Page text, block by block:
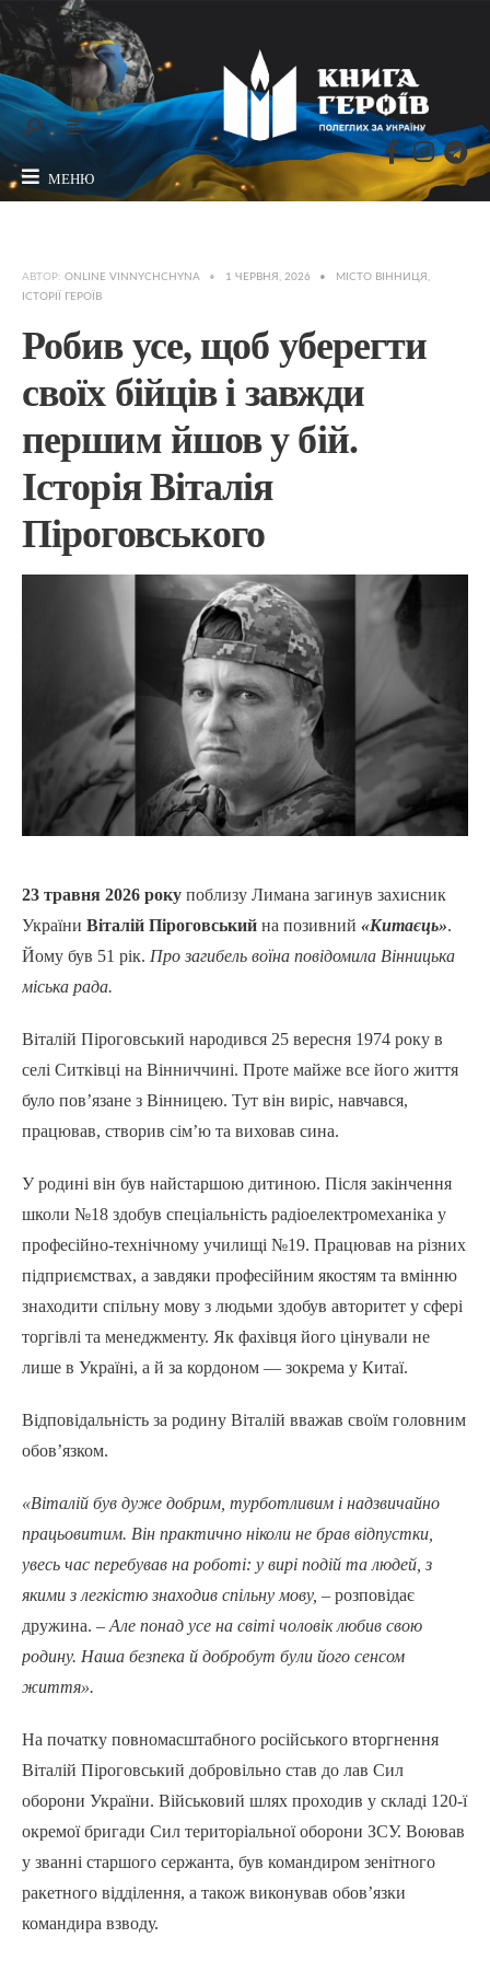
МЕНЮ
АВТОР: ONLINE VINNYCHCHYNA • 1 ЧЕРВНЯ, 2026 • МІСТО ВІННИЦЯ ,
ІСТОРІЇ ГЕРОЇВ
Робив усе, щоб уберегти
своїх бійців і завжди
першим йшов у бій.
Історія Віталія
Піроговського
23 травня 2026 року поблизу Лимана загинув захисник
України Віталій Піроговський на позивний «Китаєць».
Йому був 51 рік. Про загибель воїна повідомила Вінницька
міська рада.
Віталій Піроговський народився 25 вересня 1974 року в
селі Ситківці на Вінниччині. Проте майже все його життя
було пов’язане з Вінницею. Тут він виріс, навчався,
працював, створив сім’ю та виховав сина.
У родині він був найстаршою дитиною. Після закінчення
школи №18 здобув спеціальність радіоелектромеханіка у
професійно-технічному училищі №19. Працював на різних
підприємствах, а завдяки професійним якостям та вмінню
знаходити спільну мову з людьми здобув авторитет у сфері
торгівлі та менеджменту. Як фахівця його цінували не
лише в Україні, а й за кордоном — зокрема у Китаї.
Відповідальність за родину Віталій вважав своїм головним
обов’язком.
«Віталій був дуже добрим, турботливим і надзвичайно
працьовитим. Він практично ніколи не брав відпустки,
увесь час перебував на роботі: у вирі подій та людей, з
якими з легкістю знаходив спільну мову, – розповідає
дружина. –Але понад усе на світі чоловік любив свою
родину. Наша безпека й добробут були його сенсом
життя».
На початку повномасштабного російського вторгнення
Віталій Піроговський добровільно став до лав Сил
оборони України. Військовий шлях проходив у складі 120-ї
окремої бригади Сил територіальної оборони ЗСУ. Воював
у званні старшого сержанта, був командиром зенітного
ракетного відділення, а також виконував обов’язки
командира взводу.